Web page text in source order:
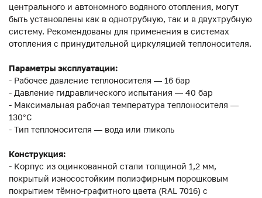
центрального и автономного водяного отопления, могут
быть установлены как в однотрубную, так и в двухтрубную
систему. Рекомендованы для применения в системах
отопления с принудительной циркуляцией теплоносителя.
Параметры эксплуатации:
- Рабочее давление теплоносителя — 16 бар
- Давление гидравлического испытания — 40 бар
- Максимальная рабочая температура теплоносителя —
130°С
- Тип теплоносителя — вода или гликоль
Конструкция:
- Корпус из оцинкованной стали толщиной 1,2 мм,
покрытый износостойким полиэфирным порошковым
покрытием тёмно-графитного цвета (RAL 7016) с